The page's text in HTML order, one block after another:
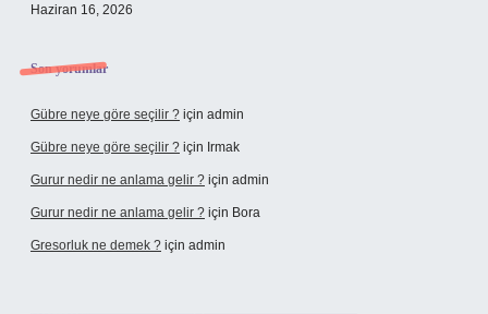
Haziran 16, 2026
Son yorumlar
Gübre neye göre seçilir ? için admin
Gübre neye göre seçilir ? için Irmak
Gurur nedir ne anlama gelir ? için admin
Gurur nedir ne anlama gelir ? için Bora
Gresorluk ne demek ? için admin